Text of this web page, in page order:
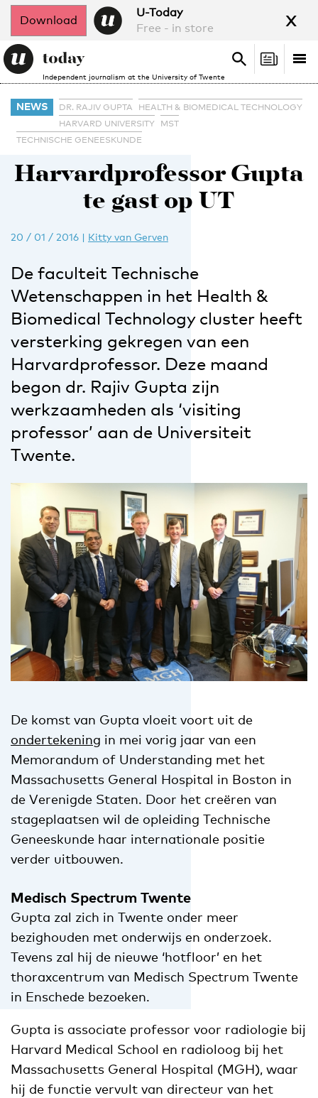
Download
U-Today
Free - in store
x
Independent journalism at the University of Twente
Search
Search
NEWS DR. RAJIV GUPTA
HEALTH & BIOMEDICAL TECHNOLOGY
HARVARD UNIVERSITY
MST
TECHNISCHE GENEESKUNDE
Harvardprofessor Gupta
te gast op UT
20 / 01 / 2016 | Kitty van Gerven
De faculteit Technische
Wetenschappen in het Health &
Biomedical Technology cluster heeft
versterking gekregen van een
Harvardprofessor. Deze maand
begon dr. Rajiv Gupta zijn
werkzaamheden als ‘visiting
professor’ aan de Universiteit
Twente.
De komst van Gupta vloeit voort uit de
ondertekening in mei vorig jaar van een
Memorandum of Understanding met het
Massachusetts General Hospital in Boston in
de Verenigde Staten. Door het creëren van
stageplaatsen wil de opleiding Technische
Geneeskunde haar internationale positie
verder uitbouwen.
Medisch Spectrum Twente
Gupta zal zich in Twente onder meer
bezighouden met onderwijs en onderzoek.
Tevens zal hij de nieuwe ‘hotfloor’ en het
thoraxcentrum van Medisch Spectrum Twente
in Enschede bezoeken.
Gupta is associate professor voor radiologie bij
Harvard Medical School en radioloog bij het
Massachusetts General Hospital (MGH), waar
hij de functie vervult van directeur van het